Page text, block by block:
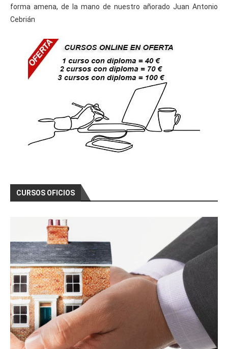
forma amena, de la mano de nuestro añorado Juan Antonio
Cebrián
CURSOS OFICIOS